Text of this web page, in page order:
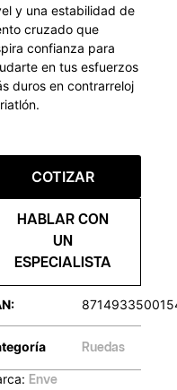
y una estabilidad de
cruzado que
confianza para
en tus esfuerzos
duros en contrarreloj
COTIZAR
HABLAR CON
UN
ESPECIALISTA
Ruedas
Enve